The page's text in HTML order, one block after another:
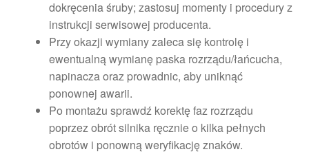
dokręcenia śruby; zastosuj momenty i procedury z
instrukcji serwisowej producenta.
Przy okazji wymiany zaleca się kontrolę i
ewentualną wymianę paska rozrządu/łańcucha,
napinacza oraz prowadnic, aby uniknąć
ponownej awarii.
Po montażu sprawdź korektę faz rozrządu
poprzez obrót silnika ręcznie o kilka pełnych
obrotów i ponowną weryfikację znaków.